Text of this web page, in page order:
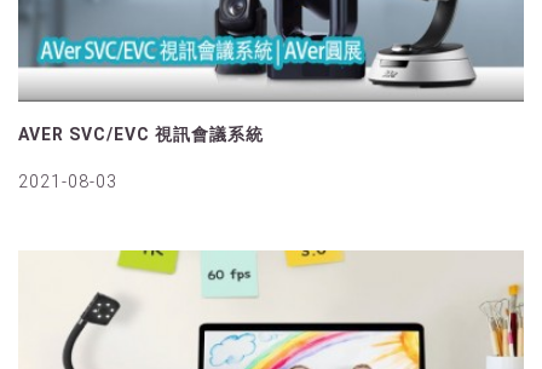
AVER SVC/EVC 視訊會議系統
2021-08-03